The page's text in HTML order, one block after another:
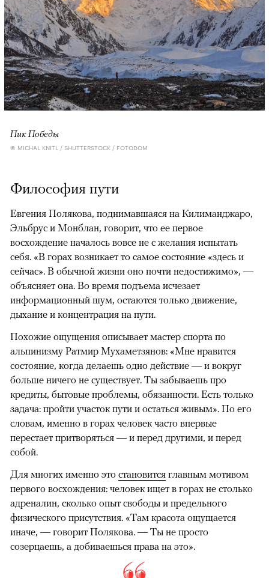
Пик Победы
© MICHAL KNITL / SHUTTERSTOCK / FOTODOM
Философия пути
Евгения Полякова, поднимавшаяся на Килиманджаро,
Эльбрус и Монблан, говорит, что ее первое
восхождение началось вовсе не с желания испытать
себя. «В горах возникает то самое состояние «здесь и
сейчас». В обычной жизни оно почти недостижимо», —
объясняет она. Во время подъема исчезает
информационный шум, остаются только движение,
дыхание и концентрация на пути.
Похожие ощущения описывает мастер спорта по
альпинизму Ратмир Мухаметзянов: «Мне нравится
состояние, когда делаешь одно действие — и вокруг
больше ничего не существует. Ты забываешь про
кредиты, бытовые проблемы, обязанности. Есть только
задача: пройти участок пути и остаться живым». По его
словам, именно в горах человек часто впервые
перестает притворяться — и перед другими, и перед
собой.
Для многих именно это становится главным мотивом
первого восхождения: человек ищет в горах не столько
адреналин, сколько опыт свободы и предельного
физического присутствия. «Там красота ощущается
иначе, — говорит Полякова. — Ты не просто
созерцаешь, а добиваешься права на это».